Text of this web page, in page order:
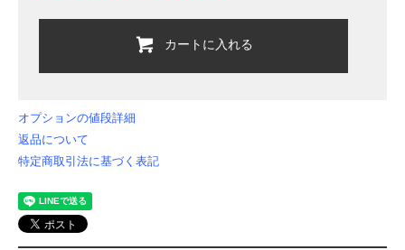
カートに入れる
オプションの値段詳細
返品について
特定商取引法に基づく表記